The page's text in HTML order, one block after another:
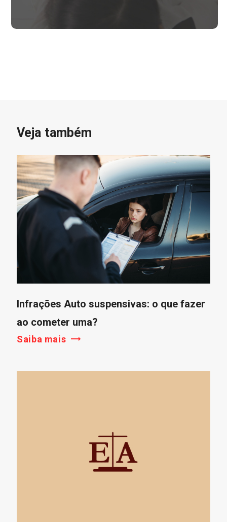
Veja também
Infrações Auto suspensivas: o que fazer
ao cometer uma?
Saiba mais